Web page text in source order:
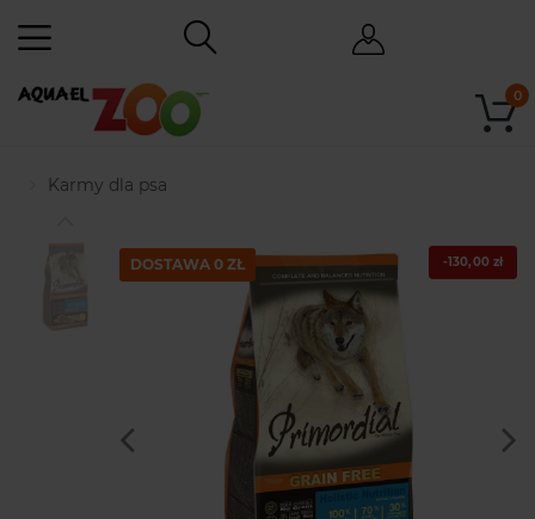
0
Karmy dla psa
DOSTAWA 0 ZŁ -130,00 zł